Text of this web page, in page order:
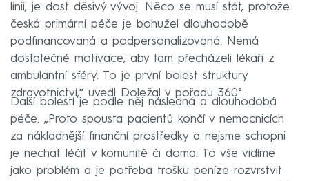
linii, je dost děsivý vývoj. Něco se musí stát, protože
česká primární péče je bohužel dlouhodobě
podfinancovaná a podpersonalizovaná. Nemá
dostatečné motivace, aby tam přecházeli lékaři z
ambulantní sféry. To je první bolest struktury
zdravotnictví,“ uvedl Doležal v pořadu 360°.
Další bolestí je podle něj následná a dlouhodobá
péče. „Proto spousta pacientů končí v nemocnicích
za nákladnější finanční prostředky a nejsme schopni
je nechat léčit v komunitě či doma. To vše vidíme
jako problém a je potřeba trošku peníze rozvrstvit